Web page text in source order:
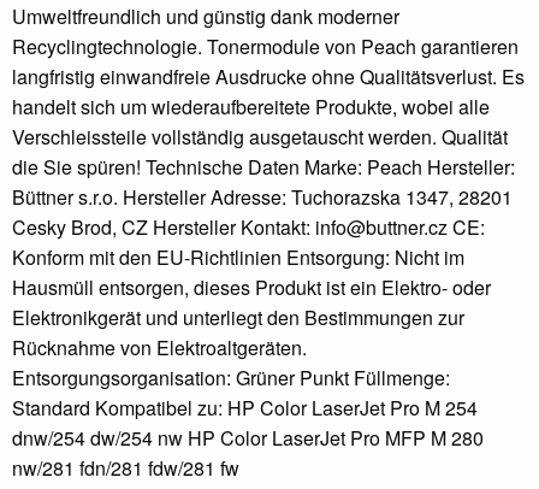
Umweltfreundlich und günstig dank moderner
Recyclingtechnologie. Tonermodule von Peach garantieren
langfristig einwandfreie Ausdrucke ohne Qualitätsverlust. Es
handelt sich um wiederaufbereitete Produkte, wobei alle
Verschleissteile vollständig ausgetauscht werden. Qualität
die Sie spüren! Technische Daten Marke: Peach Hersteller:
Büttner s.r.o. Hersteller Adresse: Tuchorazska 1347, 28201
Cesky Brod, CZ Hersteller Kontakt: info@buttner.cz CE:
Konform mit den EU-Richtlinien Entsorgung: Nicht im
Hausmüll entsorgen, dieses Produkt ist ein Elektro- oder
Elektronikgerät und unterliegt den Bestimmungen zur
Rücknahme von Elektroaltgeräten.
Entsorgungsorganisation: Grüner Punkt Füllmenge:
Standard Kompatibel zu: HP Color LaserJet Pro M 254
dnw/254 dw/254 nw HP Color LaserJet Pro MFP M 280
nw/281 fdn/281 fdw/281 fw